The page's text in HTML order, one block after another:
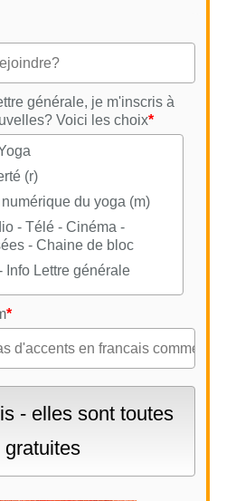
générale, je m'inscris à
Voici les choix*
(r)
du yoga (m)
- Télé - Cinéma -
- Chaine de bloc
Info Lettre générale
*